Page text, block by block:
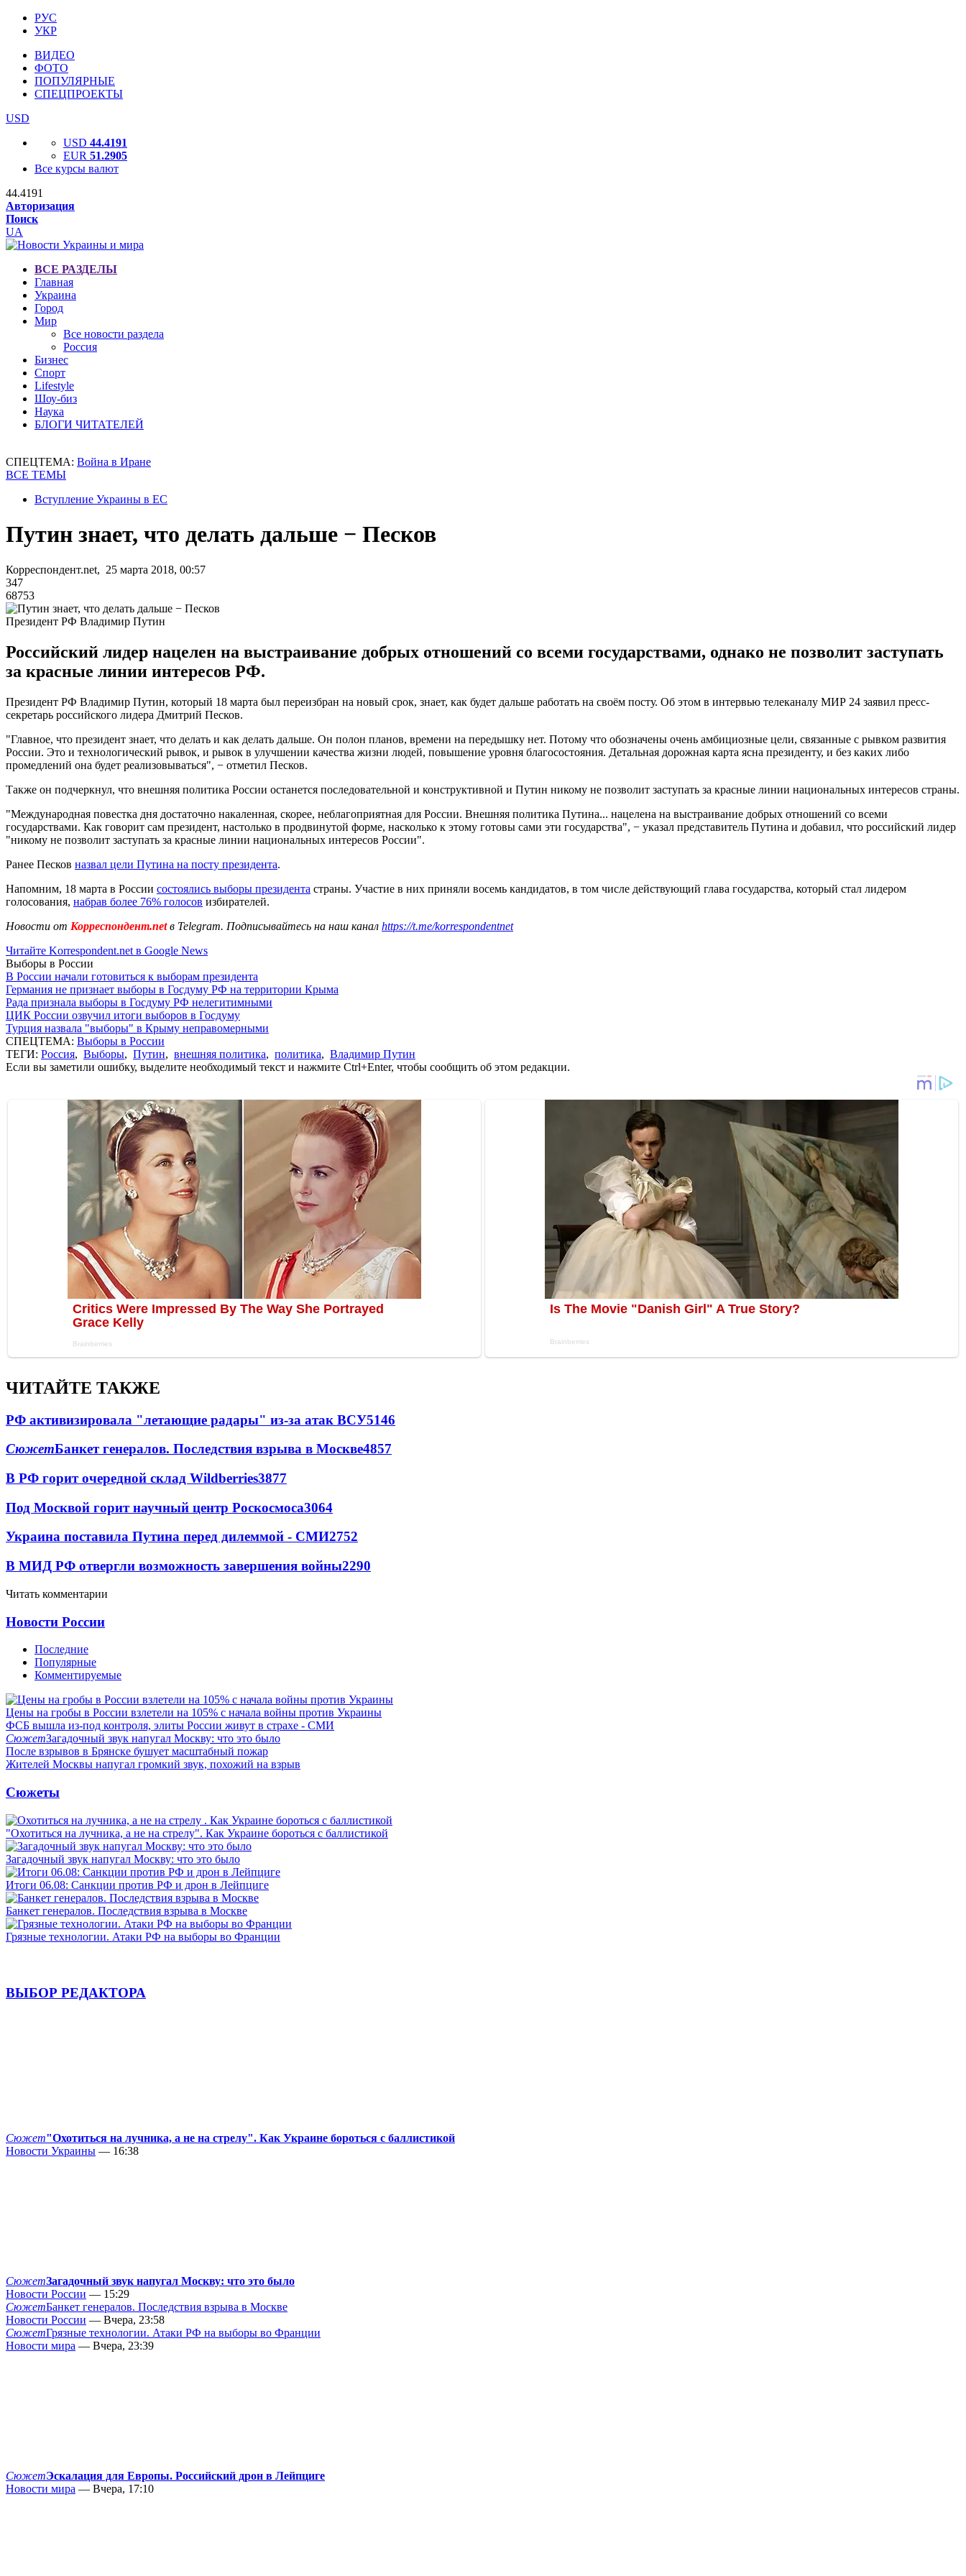
РУС
УКР
ВИДЕО
ФОТО
ПОПУЛЯРНЫЕ
СПЕЦПРОЕКТЫ
USD
USD 44.4191
EUR 51.2905
Все курсы валют
44.4191
Авторизация
Поиск
UA
ВСЕ РАЗДЕЛЫ
Главная
Украина
Город
Мир
Все новости раздела
Россия
Бизнес
Спорт
Lifestyle
Шоу-биз
Наука
БЛОГИ ЧИТАТЕЛЕЙ
СПЕЦТЕМА: Война в Иране
ВСЕ ТЕМЫ
Вступление Украины в ЕС
Путин знает, что делать дальше − Песков
Корреспондент.net, 25 марта 2018, 00:57
347
68753
Президент РФ Владимир Путин
Российский лидер нацелен на выстраивание добрых отношений со всеми государствами, однако не позволит заступать
за красные линии интересов РФ.
Президент РФ Владимир Путин, который 18 марта был переизбран на новый срок, знает, как будет дальше работать на своём посту. Об этом в интервью телеканалу МИР 24 заявил пресс-
секретарь российского лидера Дмитрий Песков.
"Главное, что президент знает, что делать и как делать дальше. Он полон планов, времени на передышку нет. Потому что обозначены очень амбициозные цели, связанные с рывком развития
России. Это и технологический рывок, и рывок в улучшении качества жизни людей, повышение уровня благосостояния. Детальная дорожная карта ясна президенту, и без каких либо
промедлений она будет реализовываться", − отметил Песков.
Также он подчеркнул, что внешняя политика России останется последовательной и конструктивной и Путин никому не позволит заступать за красные линии национальных интересов страны.
"Международная повестка дня достаточно накаленная, скорее, неблагоприятная для России. Внешняя политика Путина... нацелена на выстраивание добрых отношений со всеми
государствами. Как говорит сам президент, настолько в продвинутой форме, насколько к этому готовы сами эти государства", − указал представитель Путина и добавил, что российский лидер
"никому не позволит заступать за красные линии национальных интересов России".
Ранее Песков назвал цели Путина на посту президента.
Напомним, 18 марта в России состоялись выборы президента страны. Участие в них приняли восемь кандидатов, в том числе действующий глава государства, который стал лидером
голосования, набрав более 76% голосов избирателей.
Новости от Корреспондент.netв Telegram. Подписывайтесь на наш канал https://t.me/korrespondentnet
Читайте Korrespondent.net в Google News
Выборы в России
В России начали готовиться к выборам президента
Германия не признает выборы в Госдуму РФ на территории Крыма
Рада признала выборы в Госдуму РФ нелегитимными
ЦИК России озвучил итоги выборов в Госдуму
Турция назвала "выборы" в Крыму неправомерными
СПЕЦТЕМА: Выборы в России
ТЕГИ: Россия, Выборы, Путин, внешняя политика, политика, Владимир Путин
Если вы заметили ошибку, выделите необходимый текст и нажмите Ctrl+Enter, чтобы сообщить об этом редакции.
ЧИТАЙТЕ ТАКЖЕ
РФ активизировала "летающие радары" из-за атак ВСУ5146
СюжетБанкет генералов. Последствия взрыва в Москве4857
В РФ горит очередной склад Wildberries3877
Под Москвой горит научный центр Роскосмоса3064
Украина поставила Путина перед дилеммой - СМИ2752
В МИД РФ отвергли возможность завершения войны2290
Читать комментарии
Новости России
Последние
Популярные
Комментируемые
Цены на гробы в России взлетели на 105% с начала войны против Украины
ФСБ вышла из-под контроля, элиты России живут в страхе - СМИ
СюжетЗагадочный звук напугал Москву: что это было
После взрывов в Брянске бушует масштабный пожар
Жителей Москвы напугал громкий звук, похожий на взрыв
Сюжеты
"Охотиться на лучника, а не на стрелу". Как Украине бороться с баллистикой
Загадочный звук напугал Москву: что это было
Итоги 06.08: Санкции против РФ и дрон в Лейпциге
Банкет генералов. Последствия взрыва в Москве
Грязные технологии. Атаки РФ на выборы во Франции
ВЫБОР РЕДАКТОРА
Сюжет"Охотиться на лучника, а не на стрелу". Как Украине бороться с баллистикой
Новости Украины — 16:38
СюжетЗагадочный звук напугал Москву: что это было
Новости России — 15:29
СюжетБанкет генералов. Последствия взрыва в Москве
Новости России — Вчера, 23:58
СюжетГрязные технологии. Атаки РФ на выборы во Франции
Новости мира — Вчера, 23:39
СюжетЭскалация для Европы. Российский дрон в Лейпциге
Новости мира — Вчера, 17:10